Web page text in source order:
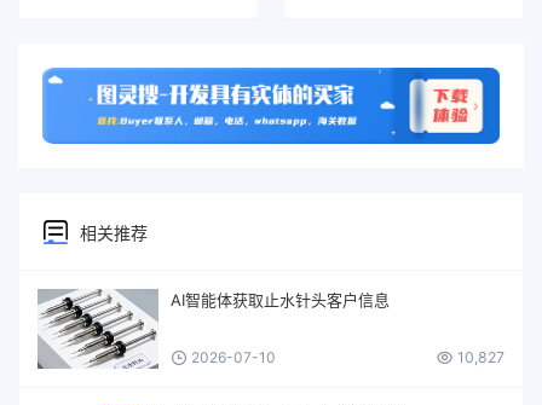
相关推荐
AI智能体获取止水针头客户信息
2026-07-10 10,827